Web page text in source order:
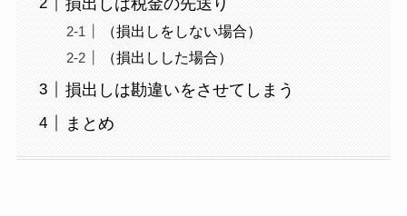
（損出しをしない場合）
（損出しした場合）
損出しは勘違いをさせてしまう
まとめ